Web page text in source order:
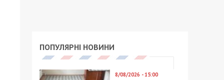
ПОПУЛЯРНІ НОВИНИ
8/08/2026 - 15:00